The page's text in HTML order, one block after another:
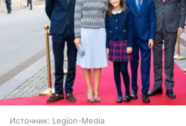
Источник: Legion-Media